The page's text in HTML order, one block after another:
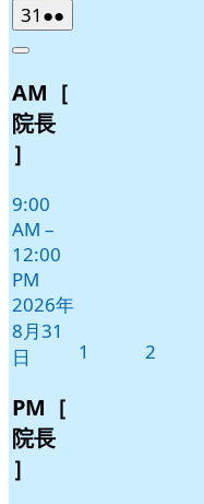
31 2026
年
月
31
日
●●
件
イ
Close
AM［
院長
］
9:00
AM –
12:00
PM
2026年
8月31
日
PM［
院長
］
1 2